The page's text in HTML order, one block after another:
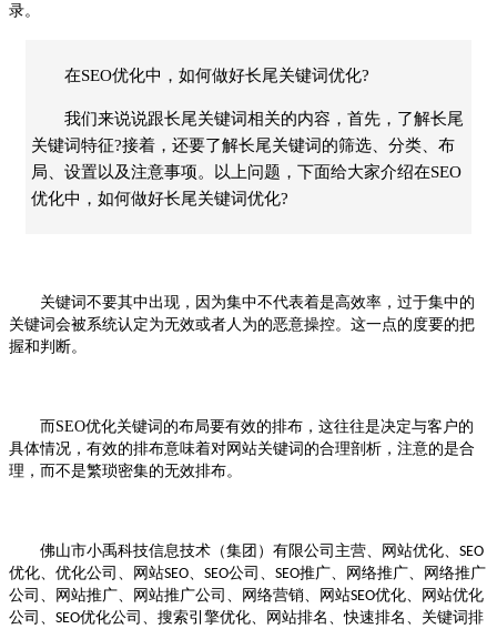
录。
在SEO优化中，如何做好长尾关键词优化?
我们来说说跟长尾关键词相关的内容，首先，了解长尾
关键词特征?接着，还要了解长尾关键词的筛选、分类、布
局、设置以及注意事项。以上问题，下面给大家介绍在SEO
优化中，如何做好长尾关键词优化?
关键词不要其中出现，因为集中不代表着是高效率，过于集中的
关键词会被系统认定为无效或者人为的恶意操控。这一点的度要的把
握和判断。
而SEO优化关键词的布局要有效的排布，这往往是决定与客户的
具体情况，有效的排布意味着对网站关键词的合理剖析，注意的是合
理，而不是繁琐密集的无效排布。
佛山市小禹科技信息技术（集团）有限公司主营、网站优化、 SEO
优化、优化公司、网站SEO SEO公司、 SEO推广、网络推广、网络推广
公司、网站推广、网站推广公司、网络营销、网站SEO优化、网站优化
公司、 SEO优化公司、搜索引擎优化、网站排名、快速排名、关键词排